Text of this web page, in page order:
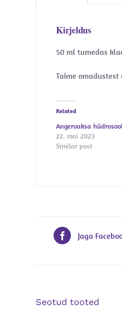
Kirjeldus
50 ml tumedas
Taime
Related
Angervaksa
22. mai 2023
Similar post
Jaga
Seotud tooted